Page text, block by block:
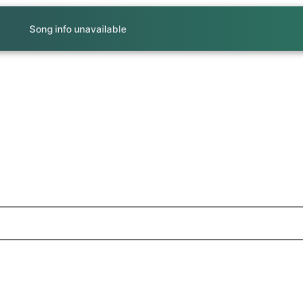
Song info unavailable